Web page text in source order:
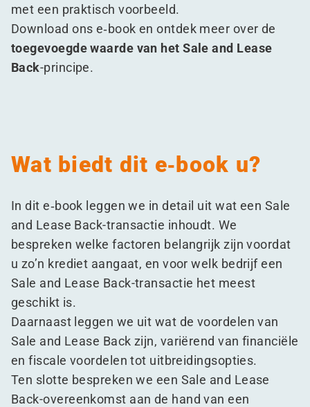
met een praktisch voorbeeld.
Download ons e‑book en ontdek meer over de
toegevoegde waarde van het Sale and Lease
Back-principe.
Wat biedt dit e‑book u?
In dit e‑book leggen we in detail uit wat een Sale
and Lease Back-transactie inhoudt. We
bespreken welke factoren belangrijk zijn voordat
u zo’n krediet aangaat, en voor welk bedrijf een
Sale and Lease Back-transactie het meest
geschikt is.
Daarnaast leggen we uit wat de voordelen van
Sale and Lease Back zijn, variërend van financiële
en fiscale voordelen tot uitbreidingsopties.
Ten slotte bespreken we een Sale and Lease
Back-overeenkomst aan de hand van een